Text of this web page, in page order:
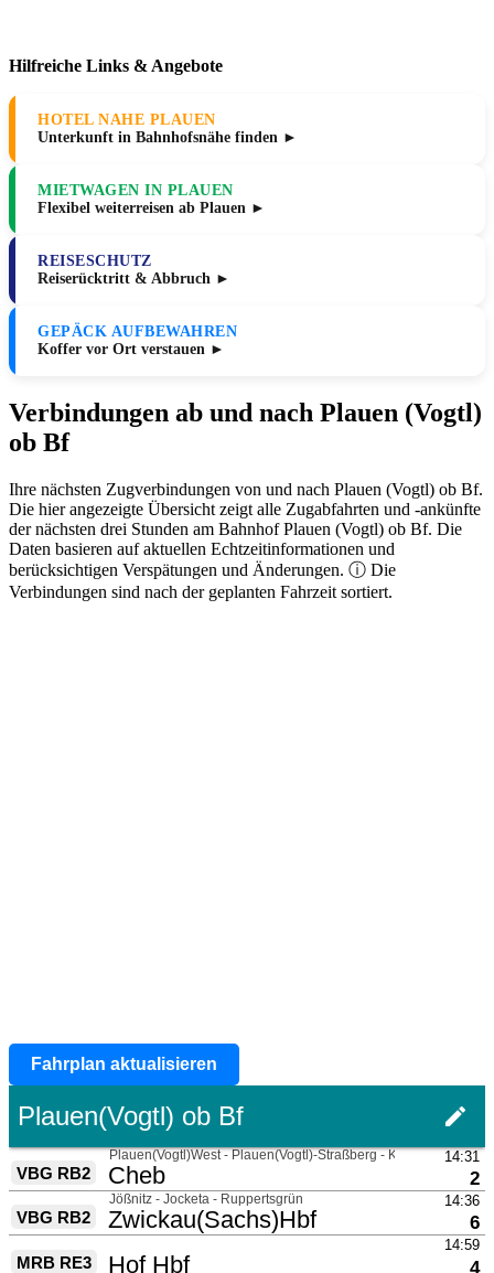
Hilfreiche Links & Angebote
HOTEL NAHE PLAUEN
Unterkunft in Bahnhofsnähe finden ►
MIETWAGEN IN PLAUEN
Flexibel weiterreisen ab Plauen ►
REISESCHUTZ
Reiserücktritt & Abbruch ►
GEPÄCK AUFBEWAHREN
Koffer vor Ort verstauen ►
Verbindungen ab und nach Plauen (Vogtl)
ob Bf
Ihre nächsten Zugverbindungen von und nach Plauen (Vogtl) ob Bf.
Die hier angezeigte Übersicht zeigt alle Zugabfahrten und -ankünfte
der nächsten drei Stunden am Bahnhof Plauen (Vogtl) ob Bf. Die
Daten basieren auf aktuellen Echtzeitinformationen und
berücksichtigen Verspätungen und Änderungen. ⓘ Die
Verbindungen sind nach der geplanten Fahrzeit sortiert.
Fahrplan aktualisieren